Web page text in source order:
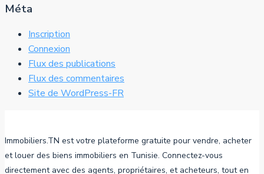
Méta
Inscription
Connexion
Flux des publications
Flux des commentaires
Site de WordPress-FR
Immobiliers.TN est votre plateforme gratuite pour vendre, acheter
et louer des biens immobiliers en Tunisie. Connectez-vous
directement avec des agents, propriétaires, et acheteurs, tout en